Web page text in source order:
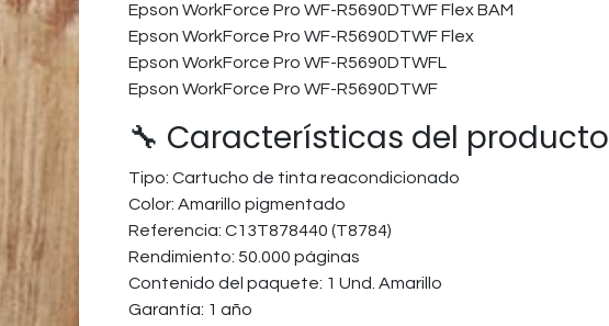
Epson WorkForce Pro WF-R5690DTWF Flex BAM​
Epson WorkForce Pro WF-R5690DTWF Flex​
Epson WorkForce Pro WF-R5690DTWFL
Epson WorkForce Pro WF-R5690DTWF​
🔧 Características del producto
Tipo: Cartucho de tinta reacondicionado
Color: Amarillo pigmentado
Referencia: C13T878440 (T8784)
Rendimiento: 50.000 páginas
Contenido del paquete: 1 Und. Amarillo
Garantía: 1 año